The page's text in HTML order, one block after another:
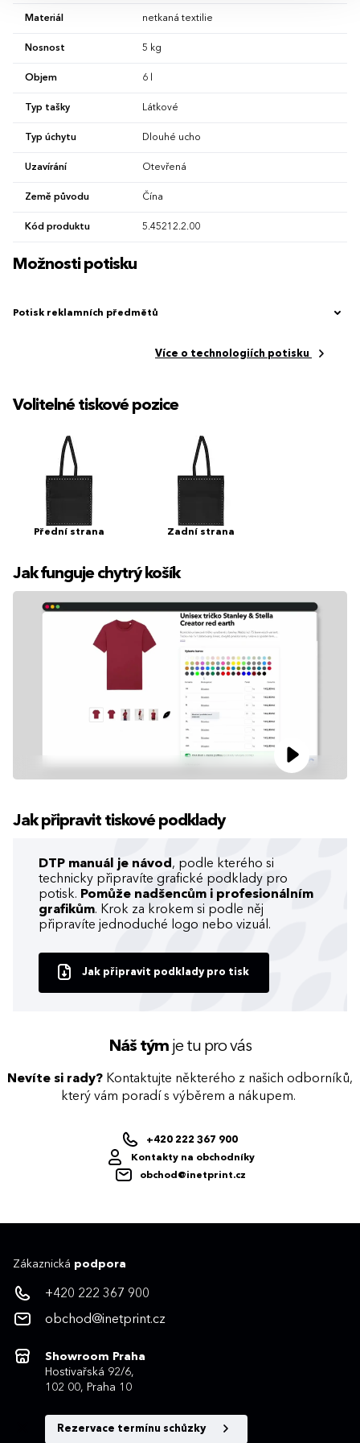
Materiál netkaná textilie
Nosnost 5 kg
Objem 6 l
Typ tašky Látkové
Typ úchytu Dlouhé ucho
Uzavírání Otevřená
Země původu Čína
Kód produktu 5.45212.2.00
Možnosti potisku
Potisk reklamních předmětů
Více o technologiích potisku
Volitelné tiskové pozice
Přední strana Zadní strana
Jak funguje chytrý košík
Jak připravit tiskové podklady
DTP manuál je návod , podle kterého si
technicky připravíte grafické podklady pro
potisk. Pomůže nadšencům i profesionálním
grafikům. Krok za krokem si podle něj
připravíte jednoduché logo nebo vizuál.
Jak připravit podklady pro tisk
Náš týmje tu pro vás
Nevíte si rady? Kontaktujte některého z našich odborníků,
který vám poradí s výběrem a nákupem.
+420 222 367 900
Kontakty na obchodníky
obchod@inetprint.cz
Zákaznická podpora
+420 222 367 900
obchod@inetprint.cz
Showroom Praha
Hostivařská 92/6,
102 00, Praha 10
Rezervace termínu schůzky